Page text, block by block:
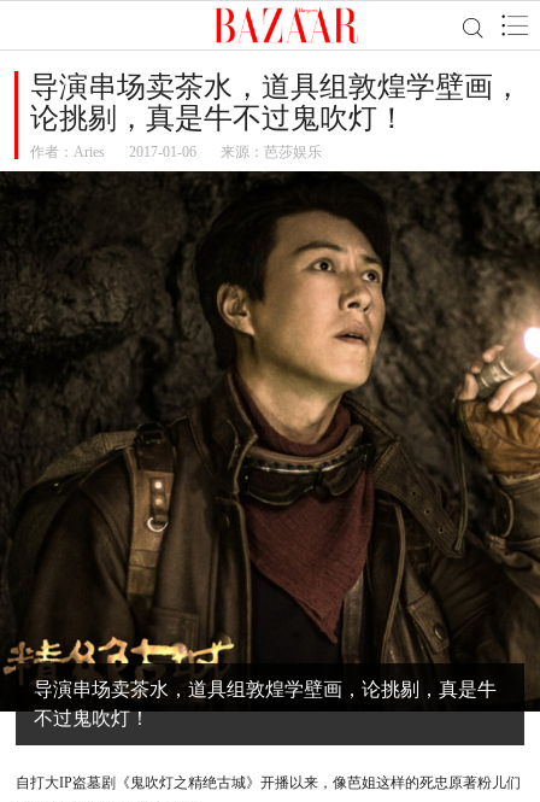
导演串场卖茶水，道具组敦煌学壁画，
论挑剔，真是牛不过鬼吹灯！
作者： Aries 2017-01-06 来源：芭莎娱乐
导演串场卖茶水，道具组敦煌学壁画，论挑剔，真是牛
不过鬼吹灯！
自打大IP盗墓剧《鬼吹灯之精绝古城》开播以来，像芭姐这样的死忠原著粉儿们